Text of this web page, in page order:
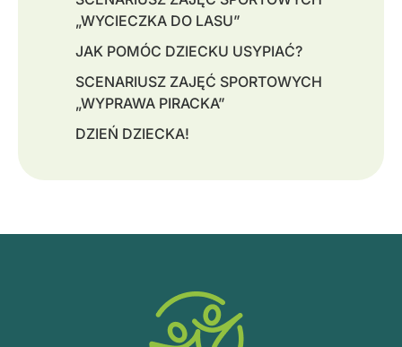
„WYCIECZKA DO LASU”
JAK POMÓC DZIECKU USYPIAĆ?
SCENARIUSZ ZAJĘĆ SPORTOWYCH
„WYPRAWA PIRACKA”
DZIEŃ DZIECKA!